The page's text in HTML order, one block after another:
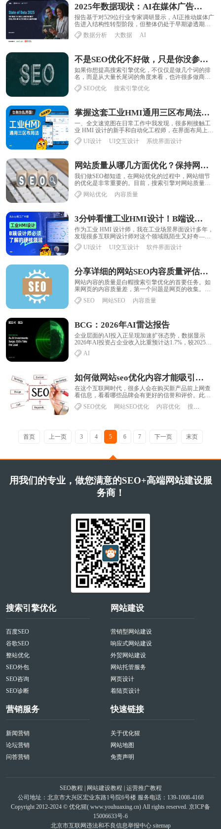
2025年数据现状：AI在媒体广告活动中的当下、近期与未来演进
报告基于对529位行业专家调研显示，AI正推动媒体广
告进入结构性转型阶段，但整体仍处于早期渗透期。
当前约70%的机构尚未在媒体策划、投放与分......
数据分析 大数据 AI
不是SEO优化不好做，只是你没参透搜索引擎优化精髓
如果你想提高搜索引擎优化，不仅仅是做几个词的排
名，而是从大量长尾词的角度来看，也许很多做商业
站的人都认为我在胡说，哪里可以从商业站得到这么
多......SEO优化 搜索引擎优化
掌握这套工业HMI通用三区布局法，彻底告别界面脏乱差！
一、全文速览图在日常工作中我发现，很多刚接触工
业 HMI 设计的新手和自动化工程师，在界面布局上很
容易陷入误区：按钮、数据、导航随意堆砌，要......
UI设计 UI交互设计 系统界面设计
网站质量从哪几方面优化？保持网站优化的重要细节有哪些？
我们做SEO都知道，在网站优化的过程中，网站细节
的优化是非常重要的。目前，搜索引擎对网站质量的
要求越来越高。那么，作为网站管理员，我们应该
如......网站优化 内容质量
3分钟看懂工业HMI设计！B端设计师必须了解的硬核领域
作为工业 HMI 设计师，我在工业场景界面设计多年，
发现很多互联网设计师对这个领域既陌生又好奇——
我们每天做的App、网页、B端后台，和工厂......
UI设计 UI交互设计 软件界面设计
分享详细的网站SEO内容质量评估标准
网站内容的质量是白帽搜索引擎优化的首要任务。如
果网页的内容质量差，第一个问题是网页的收集。如
果是收录的话，需要考虑排序的问题，但是我不认为
内......SEO 网站SEO 内容质量
BCG：2026年AI雷达报告
企业层面的AI投入正呈现加速扩张态势，数据显示
2026年AI投资占企业收入比重预计达1.7%，较2025年
约0.8%实现翻倍增长，延续过去三......
AI
如何做网站seo优化内容才能吸引蜘蛛频繁抓取？
在这个互联网时代，很多人会在购买新产品前上网查
看信息，看看哪些品牌会有更好的信誉和评价。此
时，好的产品将具有很好的优势。调查显示，87%的
网......SEO优化 网站SEO优化 内容优化 搜索引擎蜘蛛
首页 上一页 3 4 5 6 7 下一页 末页
用我们的专业，做您满意的SEO+高端网站建设服
务商！
搜索引擎优化
百度SEO
谷歌SEO
整站优化
SEO外包
SEO咨询
SEO诊断
网站建设
营销型网站建设
响应式网站建设
外贸网站建设
网站托管服务
网页设计
着陆页设计
营销服务
新闻营销
论坛营销
问答营销
快速链接
关于优化猩
网站地图
免责声明
SEO教程 网站建设教程
运营推广教程
公司地址：北京市大兴区宏业东路1号院6号楼 服务电话：139-1008-4168
Copyright 2012-2024 © 优化猩( www.youhuaxing.cn) All rights reserved. 京ICP备
15006633号-6
北京市互联网违法和不良信息举报中心 sitemap